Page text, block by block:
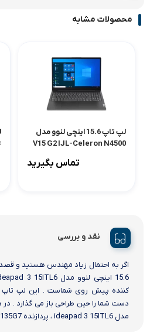
محصولات مشابه
لپ تاپ 15.6 اینچی لنوو مدل
V15 G2 IJL-Celeron N4500
تماس بگیرید
نقد و بررسی
اگر به احتمال زیاد مهندس هستید و
مدل ideapad 3 15ITL6 ، پردازنده Intel Core i5 1135G7 قرار...